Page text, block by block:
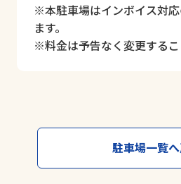
※本駐車場はインボイス対
ます。
※料金は予告なく変更するこ
駐車場一覧